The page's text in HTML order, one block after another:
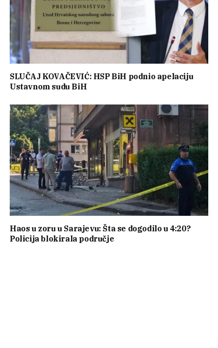
SLUČAJ KOVAČEVIĆ: HSP BiH podnio apelaciju
Ustavnom sudu BiH
Haos u zoru u Sarajevu: Šta se dogodilo u 4:20?
Policija blokirala područje